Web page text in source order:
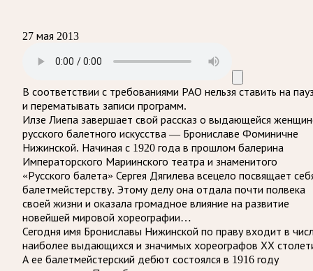
27 мая 2013
В соответствии с требованиями РАО нельзя ставить на
и перематывать записи программ.
Илзе Лиепа завершает свой рассказ о выдающейся
русского балетного искусства — Брониславе Фоминичне
Нижинской. Начиная с 1920 года в прошлом балерина
Императорского Мариинского театра и знаменитого
«Русского балета» Сергея Дягилева всецело посвящает
балетмейстерству. Этому делу она отдала почти полвека
своей жизни и оказала громадное влияние на развитие
новейшей мировой хореографии…
Сегодня имя Брониславы Нижинской по праву входит в
наиболее выдающихся и значимых хореографов ХХ
А ее балетмейстерский дебют состоялся в 1916 году